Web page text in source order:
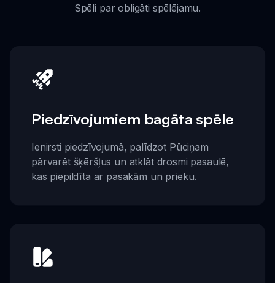
Spēli par obligāti spēlējamu.
Piedzīvojumiem bagāta spēle
Ienirsti piedzīvojumā, palīdzot Pūciņam
pārvarēt šķēršļus un atklāt drosmi pasaulē,
kas piepildīta ar pasakām un prieku.